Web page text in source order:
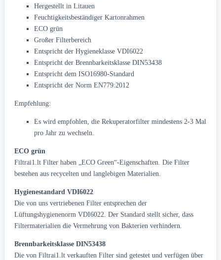
Hergestellt in Litauen
Feuchtigkeitsbeständiger Kartonrahmen
ECO grün
Großer Filterbereich
Entspricht der Hygieneklasse VDI6022
Entspricht der Brennbarkeitsklasse DIN53438
Entspricht dem ISO16980-Standard
Entspricht der Norm EN779:2012
Empfehlung:
Es wird empfohlen, die Rekuperatorfilter mindestens 2-3 Mal
pro Jahr zu wechseln.
ECO grün
Filtrai1.lt Filter haben „ECO Green“-Eigenschaften. Die Filter
bestehen aus recycelten und langlebigen Materialien.
Hygienestandard VDI6022
Die von uns vertriebenen Filter entsprechen der
Lüftungshygienenorm VDI6022. Der Standard stellt sicher, dass
Filtermaterialien die Vermehrung von Bakterien verhindern.
Brennbarkeitsklasse DIN53438
Die von Filtrai1.lt verkauften Filter sind getestet und verfügen über